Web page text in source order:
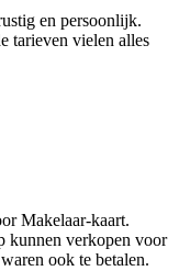
en persoonlijk.
tarieven vielen alles
Makelaar-kaart.
kunnen verkopen voor
ook te betalen.